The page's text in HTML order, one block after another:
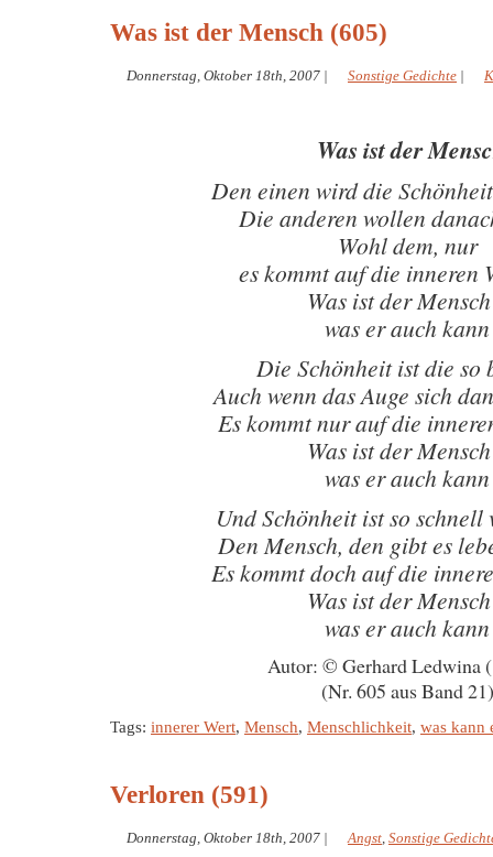
Was ist der Mensch (605)
Donnerstag, Oktober 18th, 2007 | Sonstige Gedichte |
Was ist der
Den einen wird die
Die anderen wollen
Wohl dem, nur
es kommt auf die inneren
Was ist der
was er auch kann
Die Schönheit ist die so
Auch wenn das Auge sich
Es kommt nur auf die
Was ist der
was er auch kann
Und Schönheit ist so schnell
Den Mensch, den gibt es
Es kommt doch auf die
Was ist der
was er auch kann
Autor: © Gerhard Ledwina
(Nr. 605 aus Band 21)
Tags: innerer Wert, Mensch, Menschlichkeit, was kann
Verloren (591)
Donnerstag, Oktober 18th, 2007 | Angst, Sonstige